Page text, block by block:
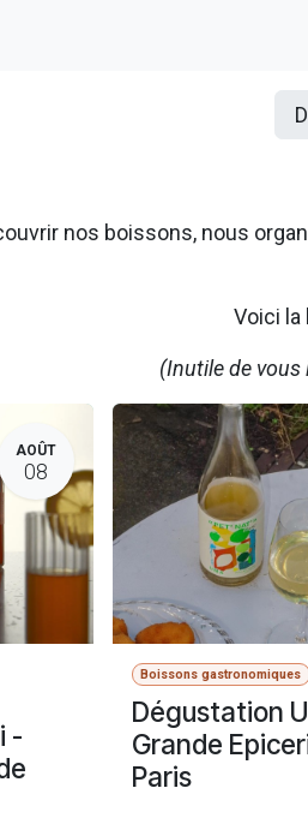
nos boissons, nous
Voici
(Inutile de vous
AOÛT
08
-
Boissons gastronomiques
Dégustation
Grande
Paris